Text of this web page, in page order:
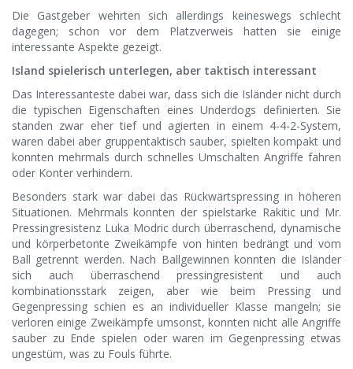
Die Gastgeber wehrten sich allerdings keineswegs schlecht
dagegen; schon vor dem Platzverweis hatten sie einige
interessante Aspekte gezeigt.
Island spielerisch unterlegen, aber taktisch interessant
Das Interessanteste dabei war, dass sich die Isländer nicht durch
die typischen Eigenschaften eines Underdogs definierten. Sie
standen zwar eher tief und agierten in einem 4-4-2-System,
waren dabei aber gruppentaktisch sauber, spielten kompakt und
konnten mehrmals durch schnelles Umschalten Angriffe fahren
oder Konter verhindern.
Besonders stark war dabei das Rückwärtspressing in höheren
Situationen. Mehrmals konnten der spielstarke Rakitic und Mr.
Pressingresistenz Luka Modric durch überraschend, dynamische
und körperbetonte Zweikämpfe von hinten bedrängt und vom
Ball getrennt werden. Nach Ballgewinnen konnten die Isländer
sich auch überraschend pressingresistent und auch
kombinationsstark zeigen, aber wie beim Pressing und
Gegenpressing schien es an individueller Klasse mangeln; sie
verloren einige Zweikämpfe umsonst, konnten nicht alle Angriffe
sauber zu Ende spielen oder waren im Gegenpressing etwas
ungestüm, was zu Fouls führte.